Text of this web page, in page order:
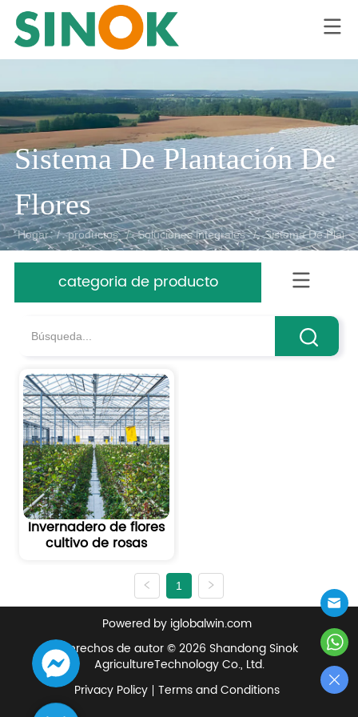
LOGO
Sistema De Plantación De
Flores
Hogar / productos / Soluciones integrales / Sistema De
categoria de producto
Invernadero de flores
cultivo de rosas
1
Powered by iglobalwin.com
Derechos de autor © 2026 Shandong Sinok
AgricultureTechnology Co., Ltd.
Privacy Policy Terms and Conditions